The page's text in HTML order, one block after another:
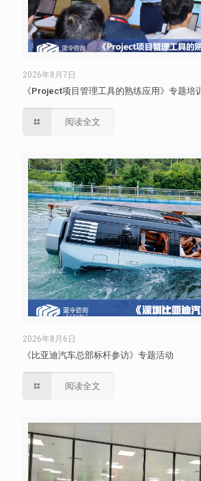
2026年8月7日
《Project项目管理工具的熟练应用》专题培
阅读全文
2026年8月6日
《比亚迪汽车总部标杆参访》专题活动
阅读全文